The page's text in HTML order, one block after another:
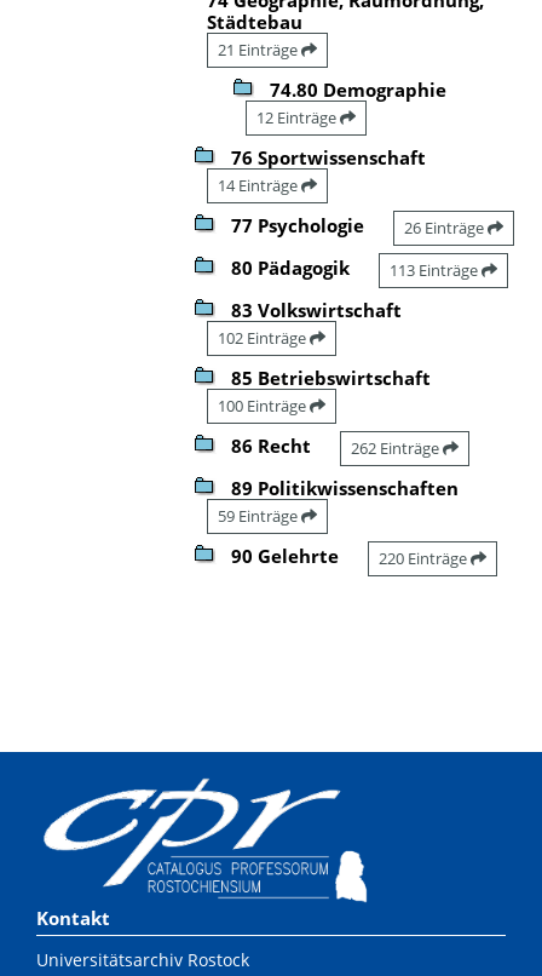
Städtebau
21 Einträge
74.80 Demographie
12 Einträge
76 Sportwissenschaft
14 Einträge
77 Psychologie 26 Einträge
80 Pädagogik 113 Einträge
83 Volkswirtschaft
102 Einträge
85 Betriebswirtschaft
100 Einträge
86 Recht 262 Einträge
89 Politikwissenschaften
59 Einträge
90 Gelehrte 220 Einträge
Kontakt
Universitätsarchiv Rostock